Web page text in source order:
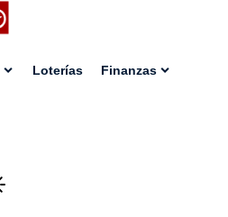
Loterías Finanzas